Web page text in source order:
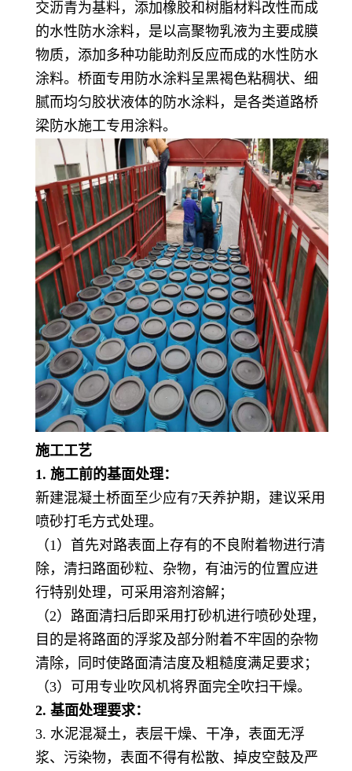
交沥青为基料，添加橡胶和树脂材料改性而成
的水性防水涂料，是以高聚物乳液为主要成膜
物质，添加多种功能助剂反应而成的水性防水
涂料。桥面专用防水涂料呈黑褐色粘稠状、细
腻而均匀胶状液体的防水涂料，是各类道路桥
梁防水施工专用涂料。
施工工艺
1. 施工前的基面处理：
新建混凝土桥面至少应有7天养护期，建议采用
喷砂打毛方式处理。
（1）首先对路表面上存有的不良附着物进行清
除，清扫路面砂粒、杂物，有油污的位置应进
行特别处理，可采用溶剂溶解；
（2）路面清扫后即采用打砂机进行喷砂处理，
目的是将路面的浮浆及部分附着不牢固的杂物
清除，同时使路面清洁度及粗糙度满足要求；
（3）可用专业吹风机将界面完全吹扫干燥。
2. 基面处理要求：
3. 水泥混凝土，表层干燥、干净，表面无浮
浆、污染物，表面不得有松散、掉皮空鼓及严